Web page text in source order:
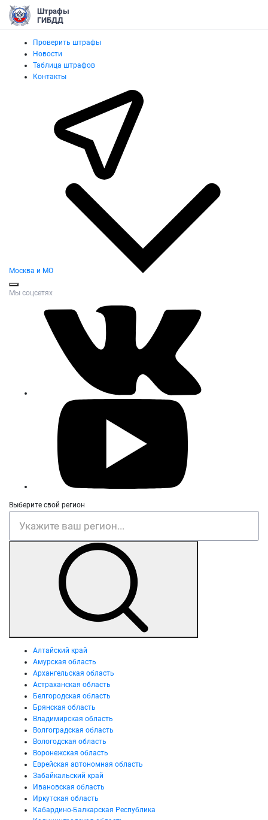
Штрафы
ГИБДД
Проверить штрафы
Новости
Таблица штрафов
Контакты
Москва и МО
Мы соцсетях
Выберите свой регион
Алтайский край
Амурская область
Архангельская область
Астраханская область
Белгородская область
Брянская область
Владимирская область
Волгоградская область
Вологодская область
Воронежская область
Еврейская автономная область
Забайкальский край
Ивановская область
Иркутская область
Кабардино-Балкарская Республика